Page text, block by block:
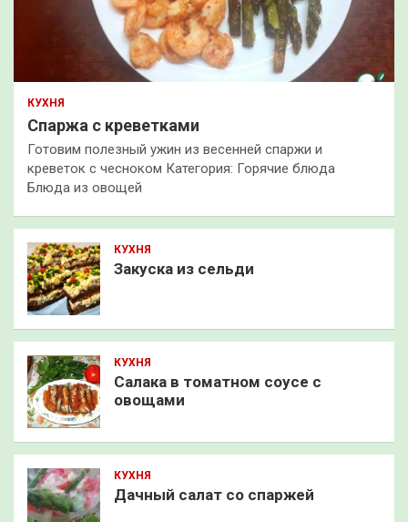
КУХНЯ
Спаржа с креветками
Готовим полезный ужин из весенней спаржи и
креветок с чесноком Категория: Горячие блюда
Блюда из овощей
КУХНЯ
Закуска из сельди
КУХНЯ
Салака в томатном соусе с
овощами
КУХНЯ
Дачный салат со спаржей